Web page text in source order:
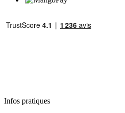
Infos pratiques